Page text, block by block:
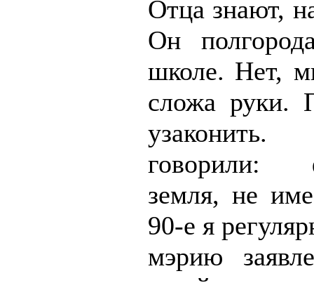
Отца знают,
Он
школе. Нет,
сложа руки.
говорили:
земля, не
90-е я
мэрию